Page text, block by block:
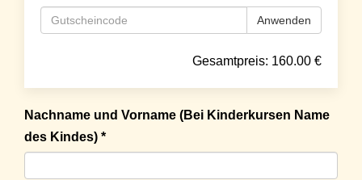
Anwenden
Gesamtpreis: 160.00 €
Nachname und Vorname (Bei Kinderkursen Name
des Kindes) *